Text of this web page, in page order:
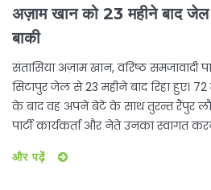
अज़ाम खान को 23 महीने बाद
बाकी
संतासिया अज़ाम खान, वरिष्ठ समजावादी
सिटापुर जेल से 23 महीने बाद रिहा हुए।
के बाद वह अपने बेटे के साथ तुरन्त रैंपुर
पार्टी कार्यकर्ता और नेते उनका स्वागत
की ओर संकेत करता है।
और पढ़ें